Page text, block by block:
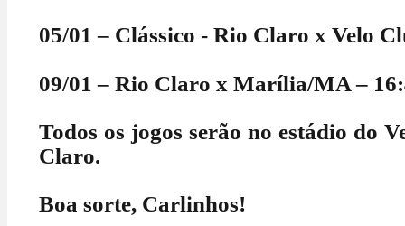
05/01 – Clássico - Rio Claro x Velo
09/01 – Rio Claro x Marília/MA –
Todos os jogos serão no estádio do
Claro.
Boa sorte, Carlinhos!